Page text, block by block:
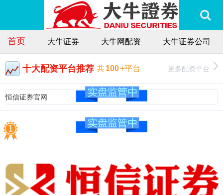
首页 大牛证券 大牛网配资 大牛证券公司
十大配资平台推荐 共100+平台 更多配资平台
恒信证券官网